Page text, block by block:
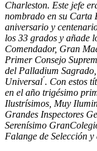
Charleston. Este jefe
nombrado en su Carta
aniversario y
los 33 grados y añade
Comendador, Gran
Primer Consejo
del Palladium
Universal ́. Con estos
en el año trigésimo
Ilustrísimos, Muy
Grandes Inspectores
Serenísimo
Falange de Selección